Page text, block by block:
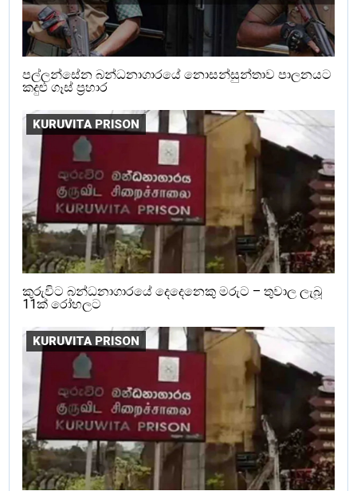
පල්ලන්සේන බන්ධනාගාරයේ නොසන්සුන්තාව පාලනයට
කදුළු ගෑස් ප්‍රහාර
KURUVITA PRISON
කුරුවිට බන්ධනාගාරයේ දෙදෙනෙකු මරුට – තුවාල ලැබූ
11ක් රෝහලට
KURUVITA PRISON